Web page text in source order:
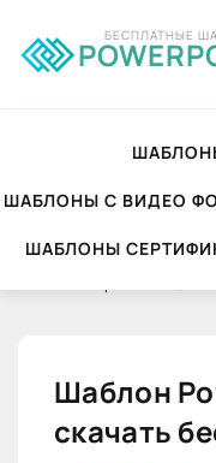
БЕСПЛАТНЫЕ
ШАБЛОНЫ С ВИДЕО
ШАБЛОНЫ
Шаблон
скачать